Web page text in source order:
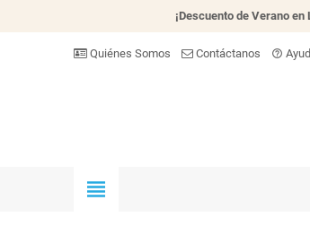
¡Descuento de Verano
Quiénes Somos Contáctanos help_outline
view_headline